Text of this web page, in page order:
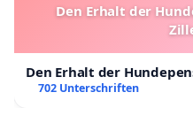
Den Erhalt der
Den Erhalt der
702 Unterschriften